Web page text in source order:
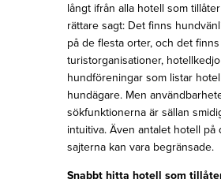
långt ifrån alla hotell som
rättare sagt: Det finns
på de flesta orter, och det finns
turistorganisationer,
hundföreningar som listar
hundägare. Men
sökfunktionerna är sällan
intuitiva. Även antalet hotell på
sajterna kan vara begränsade.
Snabbt hitta hotell som